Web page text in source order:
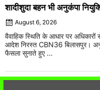
शादीशुदा बहन भी अनुकंपा
August 6, 2026
वैवाहिक स्थिति के आधार पर
आदेश निरस्त CBN36 बिलासपुर।
फैसला सुनाते हुए ...